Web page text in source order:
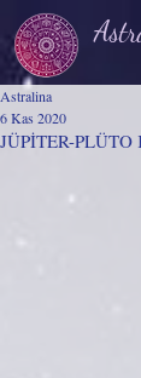
JÜPİTER-
Astralina
6 Kas 2020